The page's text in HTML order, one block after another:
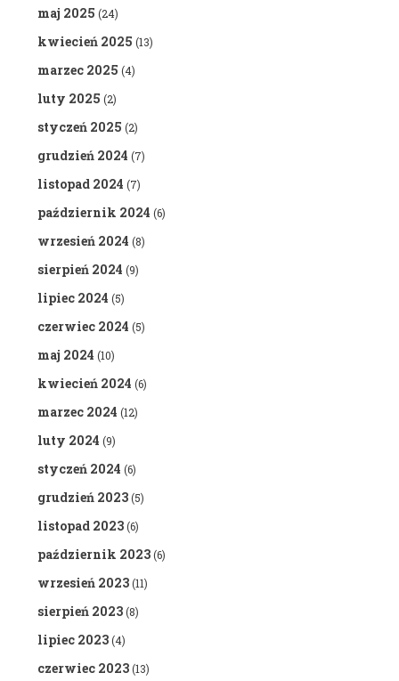
maj 2025 (24)
kwiecień 2025 (13)
marzec 2025 (4)
luty 2025 (2)
styczeń 2025 (2)
grudzień 2024 (7)
listopad 2024 (7)
październik 2024 (6)
wrzesień 2024 (8)
sierpień 2024 (9)
lipiec 2024 (5)
czerwiec 2024 (5)
maj 2024 (10)
kwiecień 2024 (6)
marzec 2024 (12)
luty 2024 (9)
styczeń 2024 (6)
grudzień 2023(5)
listopad 2023(6)
październik 2023(6)
wrzesień 2023(11)
sierpień 2023(8)
lipiec 2023(4)
czerwiec 2023(13)